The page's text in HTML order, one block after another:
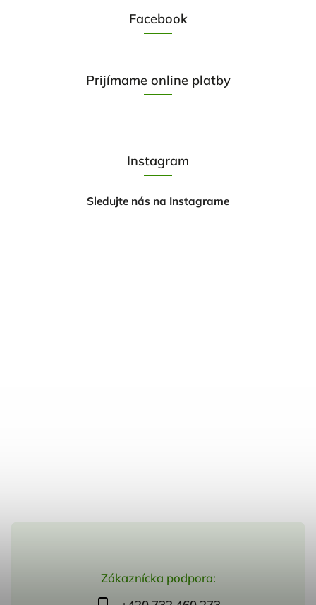
Zákaznícka podpora:
Facebook
Prijímame online platby
Instagram
Sledujte nás na Instagrame